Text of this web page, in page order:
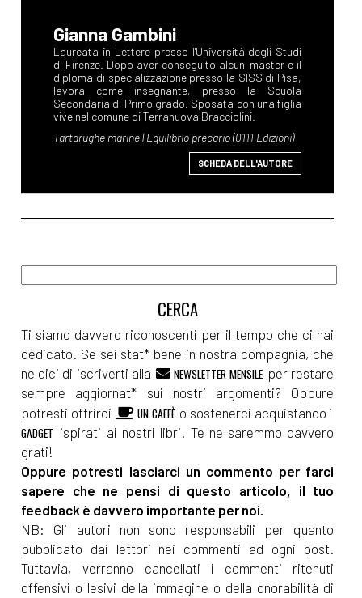
Gianna Gambini
SCHEDA DELL'AUTORE
Ti siamo davvero riconoscenti per il tempo che ci hai
dedicato. Se sei stat* bene in nostra compagnia, che
ne dici di iscriverti alla
NEWSLETTER MENSILE per restare
sempre aggiornat* sui nostri argomenti? Oppure
potresti offrirci
UN CAFFÈ o sostenerci acquistando i
GADGET ispirati ai nostri libri. Te ne saremmo davvero
grati!
Oppure potresti lasciarci un commento per farci
sapere che ne pensi di questo articolo, il tuo
feedback è davvero importante per noi.
NB: Gli autori non sono responsabili per quanto
pubblicato dai lettori nei commenti ad ogni post.
Tuttavia, verranno cancellati i commenti ritenuti
offensivi o lesivi della immagine o della onorabilità di